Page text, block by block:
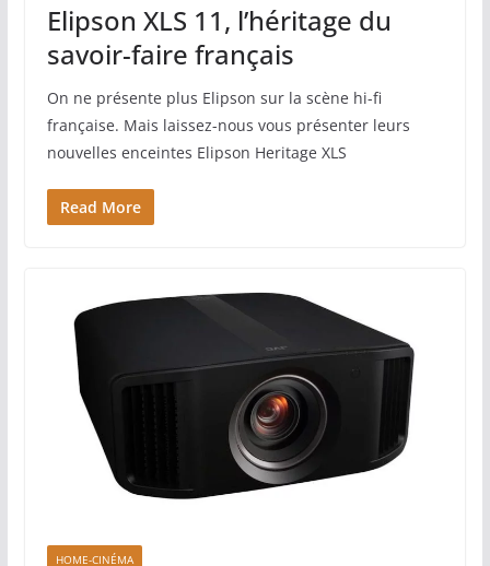
Elipson XLS 11, l’héritage du
savoir-faire français
On ne présente plus Elipson sur la scène hi-fi
française. Mais laissez-nous vous présenter leurs
nouvelles enceintes Elipson Heritage XLS
Read More
HOME-CINÉMA